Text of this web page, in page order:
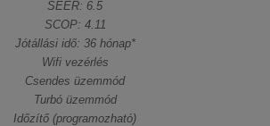
SEER: 6.5
SCOP: 4.11
Jótállási idő: 36 hónap*
Wifi vezérlés
Csendes üzemmód
Turbó üzemmód
Időzítő (programozható)